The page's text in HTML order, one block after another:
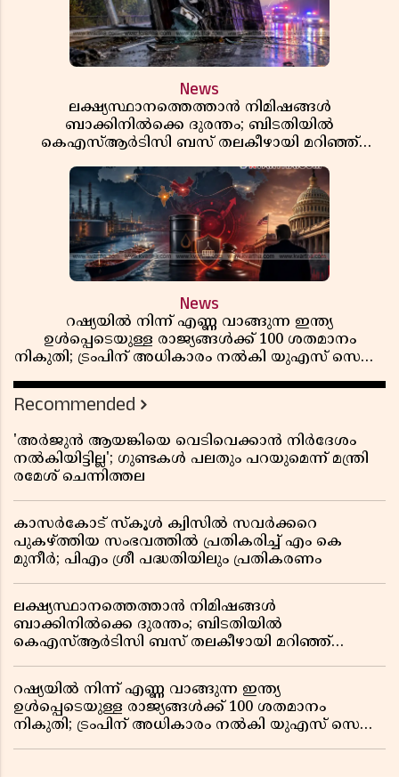
News
ലക്ഷ്യസ്ഥാനത്തെത്താൻ നിമിഷങ്ങൾ
ബാക്കിനിൽക്കെ ദുരന്തം; ബിടതിയിൽ
കെഎസ്ആർടിസി ബസ് തലകീഴായി മറിഞ്ഞ്
News
റഷ്യയിൽ നിന്ന് എണ്ണ വാങ്ങുന്ന ഇന്ത്യ
ഉൾപ്പെടെയുള്ള രാജ്യങ്ങൾക്ക് 100 ശതമാനം
നികുതി; ട്രംപിന് അധികാരം നൽകി യുഎസ് സെനറ്റ്
Recommended
'അർജുൻ ആയങ്കിയെ വെടിവെക്കാൻ നിർദേശം
നൽകിയിട്ടില്ല'; ഗുണ്ടകൾ പലതും പറയുമെന്ന് മന്ത്രി
രമേശ് ചെന്നിത്തല
കാസർകോട് സ്കൂൾ ക്വിസിൽ സവർക്കറെ
പുകഴ്ത്തിയ സംഭവത്തിൽ പ്രതികരിച്ച് എം കെ
മുനീർ; പിഎം ശ്രീ പദ്ധതിയിലും പ്രതികരണം
ലക്ഷ്യസ്ഥാനത്തെത്താൻ നിമിഷങ്ങൾ
ബാക്കിനിൽക്കെ ദുരന്തം; ബിടതിയിൽ
കെഎസ്ആർടിസി ബസ് തലകീഴായി മറിഞ്ഞ്
റഷ്യയിൽ നിന്ന് എണ്ണ വാങ്ങുന്ന ഇന്ത്യ
ഉൾപ്പെടെയുള്ള രാജ്യങ്ങൾക്ക് 100 ശതമാനം
നികുതി; ട്രംപിന് അധികാരം നൽകി യുഎസ് സെനറ്റ്